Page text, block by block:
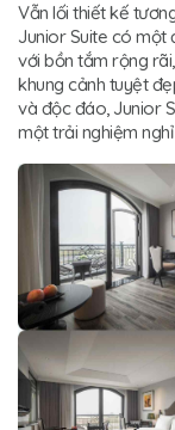
Vẫn lối thiết kế
Junior Suite có một
với bồn tắm rộng
khung cảnh tuyệt
và độc đáo, Junior
một trải nghiệm